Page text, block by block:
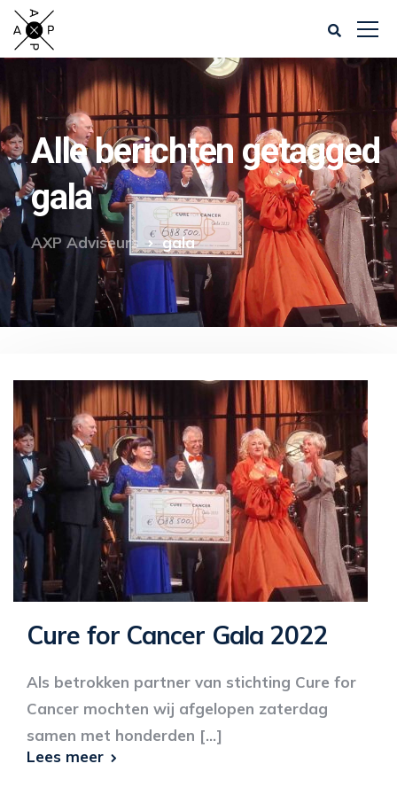
Alle berichten getagged
gala
AXP Adviseurs gala
Cure for Cancer Gala 2022
Als betrokken partner van stichting Cure for
Cancer mochten wij afgelopen zaterdag
samen met honderden [...]
Lees meer